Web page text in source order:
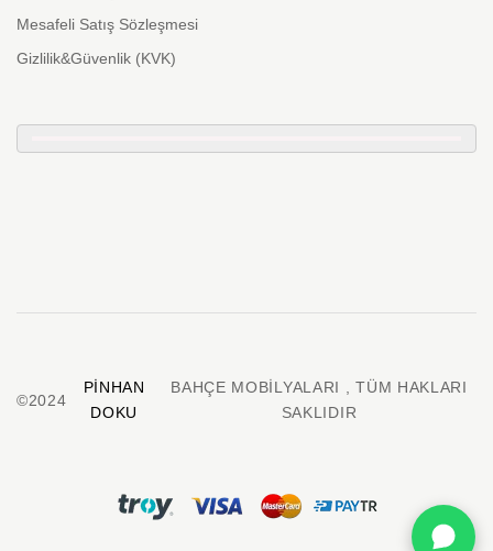
Mesafeli Satış Sözleşmesi
Gizlilik&Güvenlik (KVK)
©2024
PINHAN
DOKU
BAHÇE MOBILYALARI , TÜM HAKLARI
SAKLIDIR